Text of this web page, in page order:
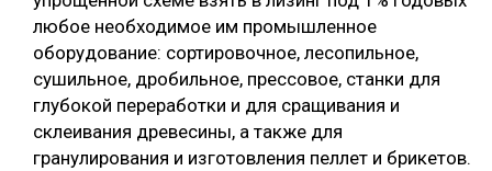
любое необходимое им промышленное
оборудование: сортировочное, лесопильное,
сушильное, дробильное, прессовое, станки для
глубокой переработки и для сращивания и
склеивания древесины, а также для
гранулирования и изготовления пеллет и брикетов.